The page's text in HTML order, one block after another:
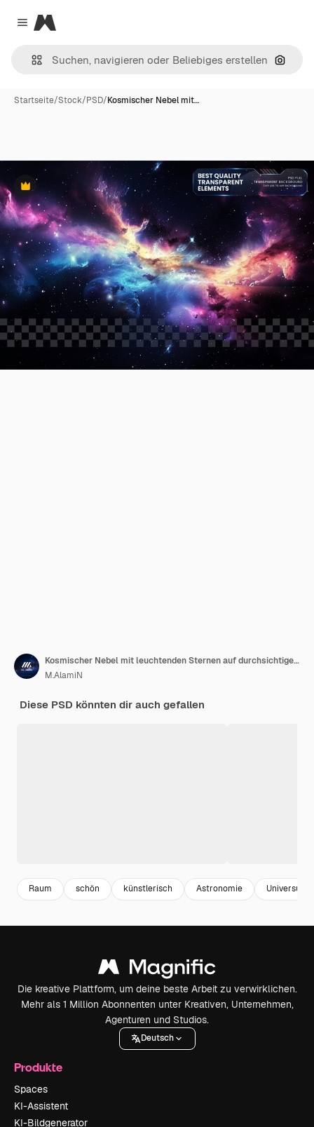
Close menu
Magnific
Nach
Startseite/Stock/PSD/Kosmischer Nebel mit…
Premium
Kosmischer Nebel mit leuchtenden Sternen auf durchsichtigem Hintergrund
M.AlamiN
Diese PSD könnten dir auch gefallen
Raum schön künstlerisch Astronomie Universum
Die kreative Plattform, um deine beste Arbeit zu verwirklichen.
Mehr als 1 Million Abonnenten unter Kreativen, Unternehmen,
Agenturen und Studios.
Deutsch
Produkte
Spaces
KI-Assistent
KI-Bildgenerator